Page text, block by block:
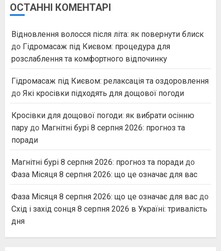
ОСТАННІ КОМЕНТАРІ
Відновлення волосся після літа: як повернути блиск
до Гідромасаж під Києвом: процедура для
розслаблення та комфортного відпочинку
Гідромасаж під Києвом: релаксація та оздоровлення
до Які кросівки підходять для дощової погоди
Кросівки для дощової погоди: як вибрати осінню
пару до Магнітні бурі 8 серпня 2026: прогноз та
поради
Магнітні бурі 8 серпня 2026: прогноз та поради до
Фаза Місяця 8 серпня 2026: що це означає для вас
Фаза Місяця 8 серпня 2026: що це означає для вас до
Схід і захід сонця 8 серпня 2026 в Україні: тривалість
дня